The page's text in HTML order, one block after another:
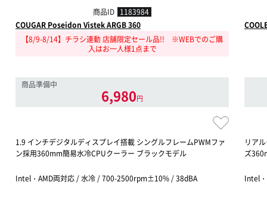
商品ID 1183984
COUGAR Poseidon Vistek ARGB 360
【8/9-8/14】チラシ連動 店舗限定セール品!! ※WEBでのご購
入はお一人様1点まで
商品準備中
6,980円
1.9 インチデジタルディスプレイ搭載 シングルフレームPWMファ
ン採用360mm簡易水冷CPUクーラー ブラックモデル
Intel・AMD両対応 / 水冷 / 700-2500rpm±10% / 38dBA
リア
ズ
Intel